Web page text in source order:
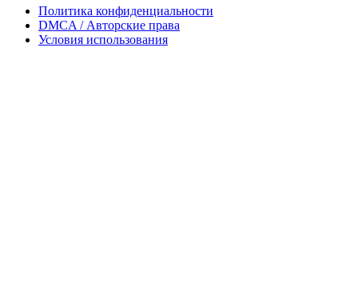
Политика конфиденциальности
DMCA / Авторские права
Условия использования